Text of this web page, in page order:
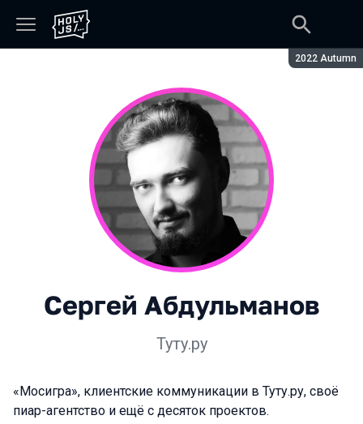
Сезон:
2022 Autumn
Сергей Абдульманов
Туту.ру
«Мосигра», клиентские коммуникации в Туту.ру, своё
пиар-агентство и ещё с десяток проектов.